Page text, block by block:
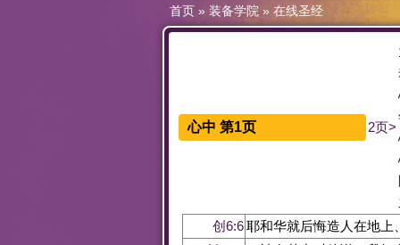
首页 » 装备学院 » 在线圣经
心中 第1页 2页>
创6:6耶和华就后悔造人在地上